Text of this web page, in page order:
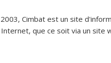
Cimbat est un site
Internet, que ce soit via un site